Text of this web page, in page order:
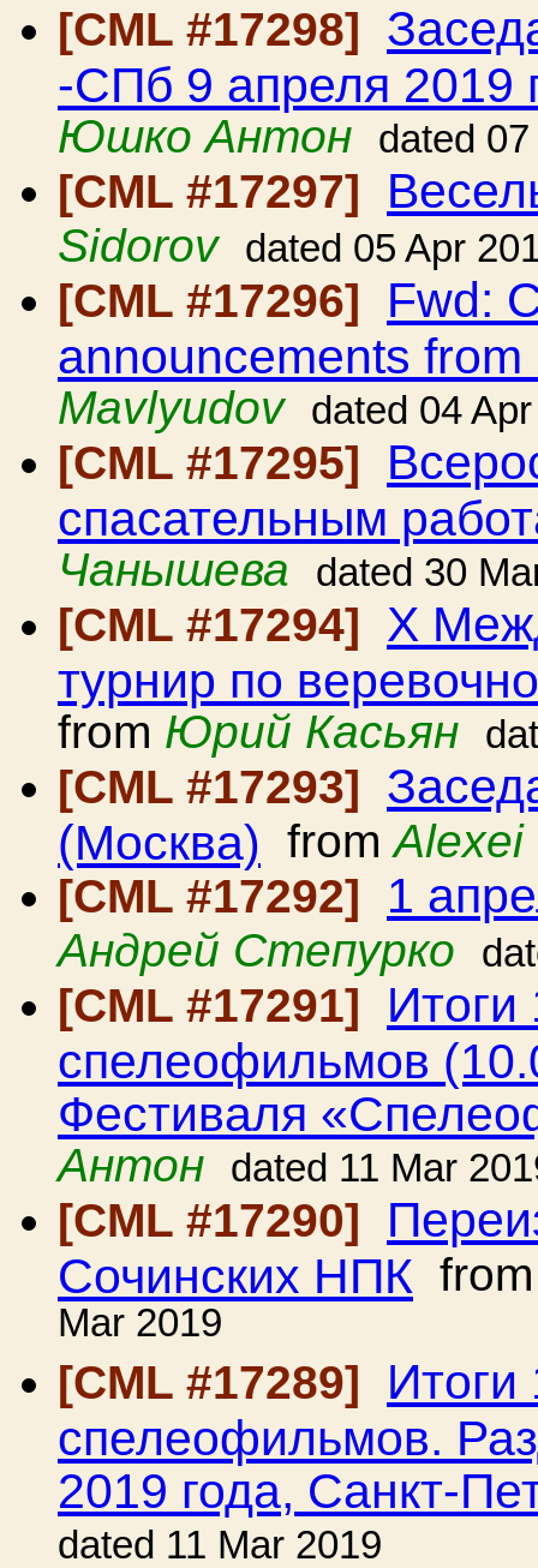
[CML #17298]
-СПб 9 апреля 2019
Юшко Антон
dated
[CML #17297]
Sidorov dated 05 Apr
[CML #17296] Fwd:
announcements from
Mavlyudov
dated 04
[CML #17295]
спасательным
Чанышева
dated 30
[CML #17294] Х
турнир по
from Юрий Касьян
[CML #17293]
(Москва) fromAlexei
[CML #17292]
1
Андрей Степурко
[CML #17291] Итоги
спелеофильмов
Фестиваля
Антон
dated 11 Mar
[CML #17290]
Сочинских НПК
Mar 2019
[CML #17289]
Итоги
спелеофильмов.
2019 года, Санкт-
dated 11 Mar 2019